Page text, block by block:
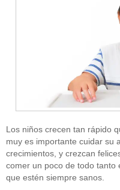
Los niños crecen tan rápido
muy es importante cuidar su
crecimientos, y crezcan
comer un poco de todo tanto
que estén siempre sanos.